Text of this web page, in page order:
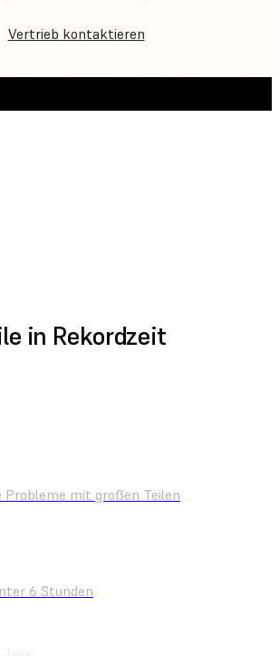
Vertrieb kontaktieren
in Rekordzeit
Probleme mit großen Teilen
6 Stunden